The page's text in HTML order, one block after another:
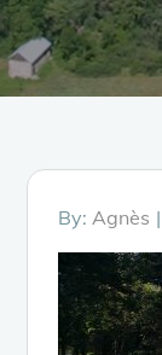
By: Agnès